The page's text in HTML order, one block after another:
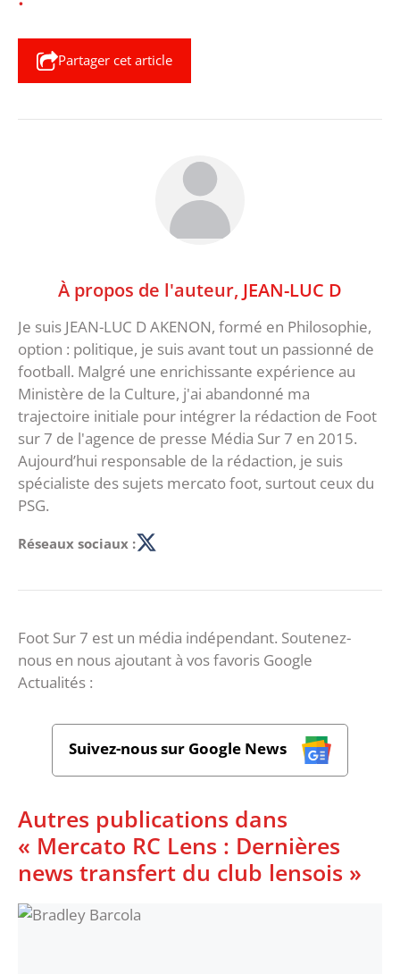
Partager cet article
À propos de l'auteur, JEAN-LUC D
Je suis JEAN-LUC D AKENON, formé en Philosophie,
option : politique, je suis avant tout un passionné de
football. Malgré une enrichissante expérience au
Ministère de la Culture, j'ai abandonné ma
trajectoire initiale pour intégrer la rédaction de Foot
sur 7 de l'agence de presse Média Sur 7 en 2015.
Aujourd’hui responsable de la rédaction, je suis
spécialiste des sujets mercato foot, surtout ceux du
PSG.
Réseaux sociaux :
Foot Sur 7 est un média indépendant. Soutenez-
nous en nous ajoutant à vos favoris Google
Actualités :
Suivez-nous sur Google News
Autres publications dans
« Mercato RC Lens : Dernières
news transfert du club lensois »